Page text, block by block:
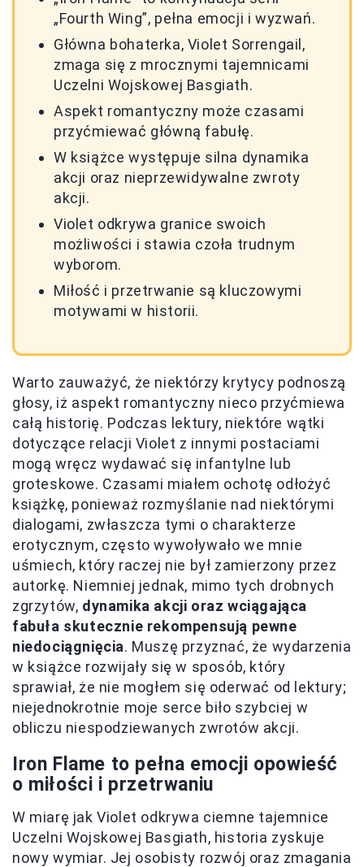
„Fourth Wing”, pełna emocji i wyzwań.
Główna bohaterka, Violet Sorrengail,
zmaga się z mrocznymi tajemnicami
Uczelni Wojskowej Basgiath.
Aspekt romantyczny może czasami
przyćmiewać główną fabułę.
W książce występuje silna dynamika
akcji oraz nieprzewidywalne zwroty
akcji.
Violet odkrywa granice swoich
możliwości i stawia czoła trudnym
wyborom.
Miłość i przetrwanie są kluczowymi
motywami w historii.
Warto zauważyć, że niektórzy krytycy podnoszą
głosy, iż aspekt romantyczny nieco przyćmiewa
całą historię. Podczas lektury, niektóre wątki
dotyczące relacji Violet z innymi postaciami
mogą wręcz wydawać się infantylne lub
groteskowe. Czasami miałem ochotę odłożyć
książkę, ponieważ rozmyślanie nad niektórymi
dialogami, zwłaszcza tymi o charakterze
erotycznym, często wywoływało we mnie
uśmiech, który raczej nie był zamierzony przez
autorkę. Niemniej jednak, mimo tych drobnych
zgrzytów, dynamika akcji oraz wciągająca
fabuła skutecznie rekompensują pewne
niedociągnięcia. Muszę przyznać, że wydarzenia
w książce rozwijały się w sposób, który
sprawiał, że nie mogłem się oderwać od lektury;
niejednokrotnie moje serce biło szybciej w
obliczu niespodziewanych zwrotów akcji.
Iron Flame to pełna emocji opowieść
o miłości i przetrwaniu
W miarę jak Violet odkrywa ciemne tajemnice
Uczelni Wojskowej Basgiath, historia zyskuje
nowy wymiar. Jej osobisty rozwój oraz zmagania